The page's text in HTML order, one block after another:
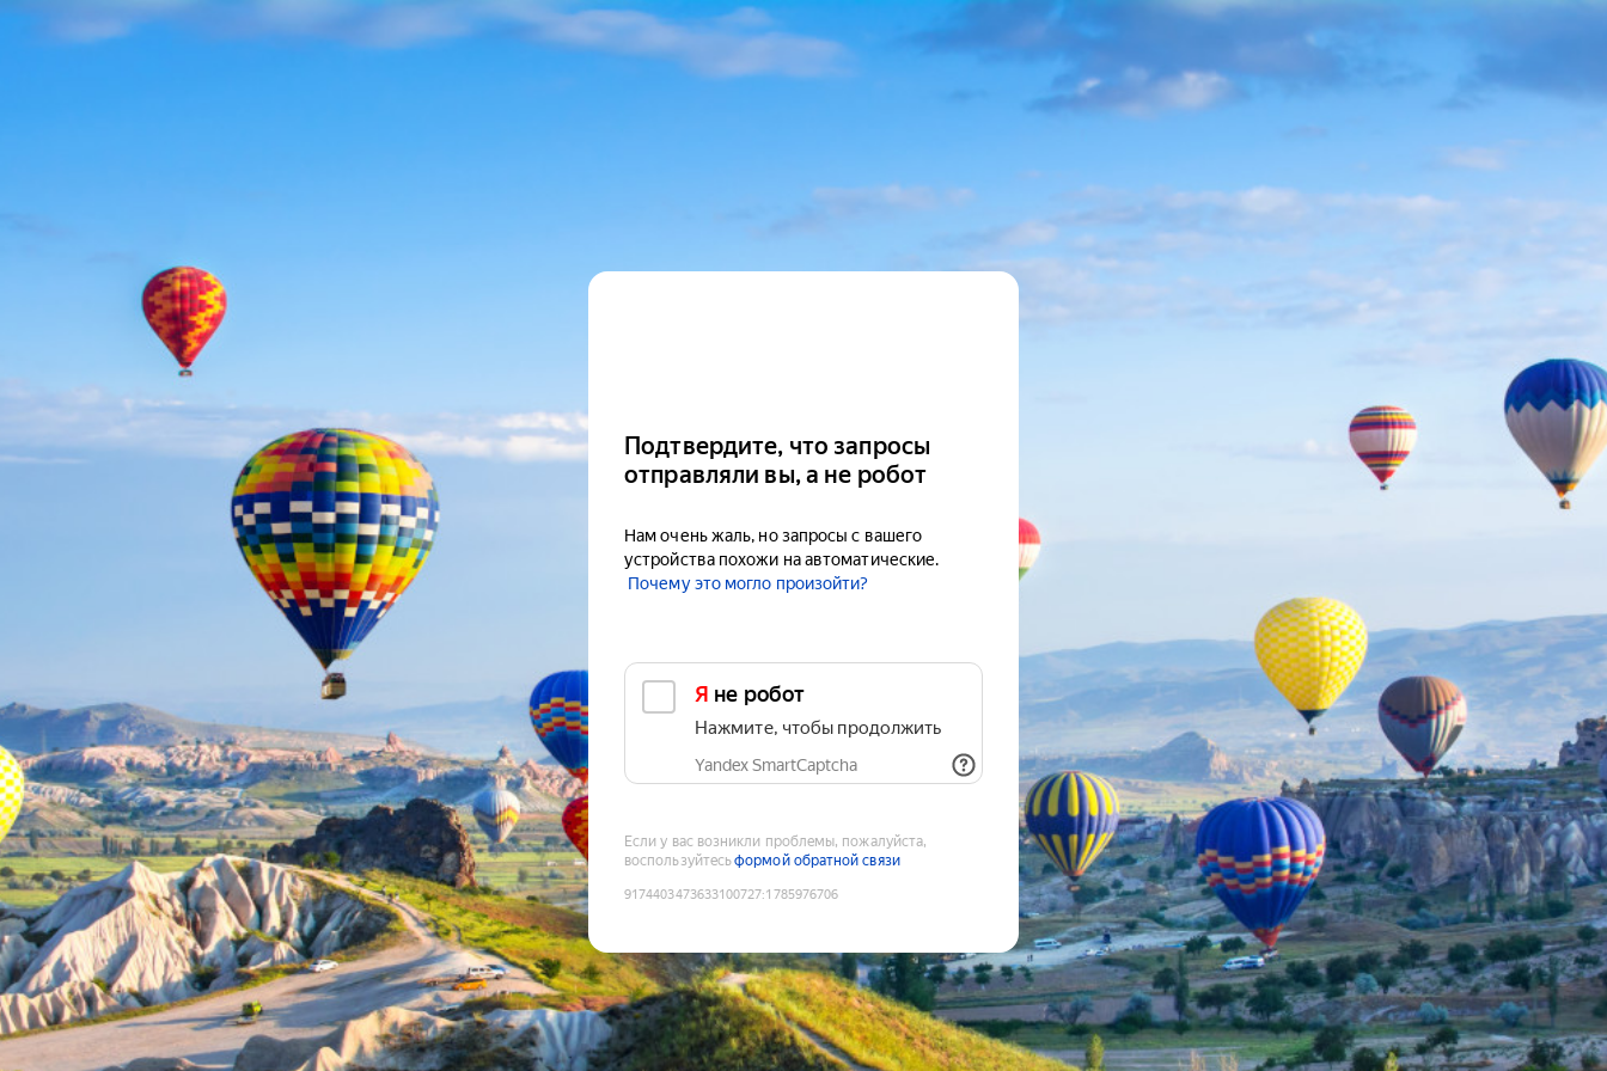
Подтвердите, что запросы
отправляли вы, а не робот
Нам очень жаль, но запросы с вашего
устройства похожи на автоматические.
Почему это могло произойти?
Я не робот
Нажмите, чтобы продолжить
Yandex SmartCaptcha
Если у вас возникли проблемы, пожалуйста,
воспользуйтесьформой обратной связи
9174403473633100727:1785976706